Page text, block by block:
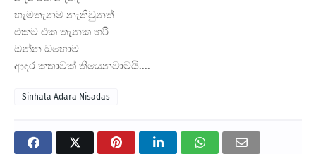
හැමතැනම නැතිවුනත්
එකම එක තැනක හරි
ඔන්න ඔහොම
ආදර කතාවක් තියෙනවාමයි....
Sinhala Adara Nisadas